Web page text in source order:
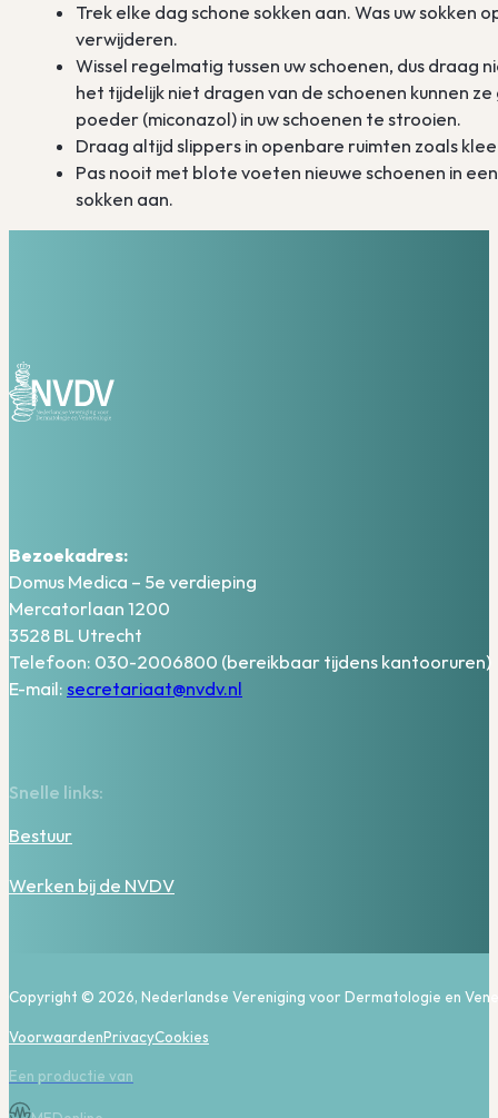
Trek elke dag schone sokken aan. Was uw sokken
verwijderen.
Wissel regelmatig tussen uw schoenen, dus
het tijdelijk niet dragen van de schoenen kunnen
poeder (miconazol) in uw schoenen te strooien.
Draag altijd slippers in openbare ruimten zoals
Pas nooit met blote voeten nieuwe schoenen in
sokken aan.
Bezoekadres:
Domus Medica – 5e verdieping
Mercatorlaan 1200
3528 BL Utrecht
Telefoon: 030-2006800 (bereikbaar tijdens kantooruren)
E-mail: secretariaat@nvdv.nl
Snelle links:
Bestuur
Werken bij de NVDV
Copyright © 2026, Nederlandse Vereniging voor Dermatologie en
VoorwaardenPrivacyCookies
Een productie van